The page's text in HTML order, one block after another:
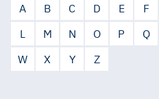
A B C D E F
L
M N O P Q
W
X Y Z